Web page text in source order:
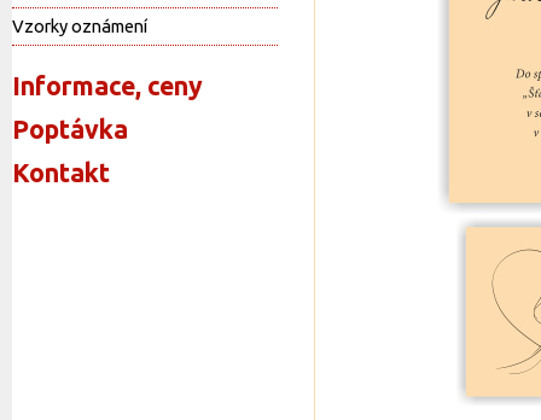
Vzorky oznámení
Informace, ceny
Poptávka
Kontakt